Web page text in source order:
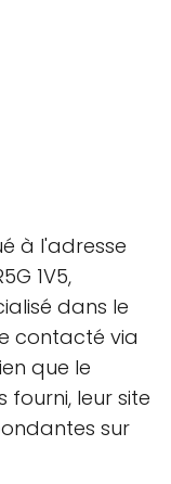
à l'adresse
1V5,
dans le
contacté via
que le
leur site
sur